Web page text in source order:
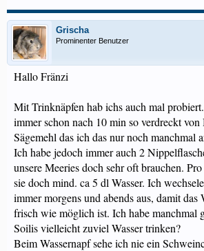
Grischa
Prominenter Benutzer
Hallo Fränzi
Mit Trinknäpfen hab ichs auch mal
immer schon nach 10 min so verdreckt
Sägemehl das ich das nur noch manchmal
Ich habe jedoch immer auch 2
unsere Meeries doch sehr oft brauchen.
sie doch mind. ca 5 dl Wasser. Ich
immer morgens und abends aus, damit das
frisch wie möglich ist. Ich habe manchmal
Soilis vielleicht zuviel Wasser trinken?
Beim Wassernapf sehe ich nie ein